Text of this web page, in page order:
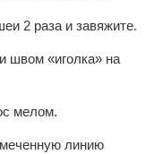
2 раза и завяжите.
швом «иголка» на
мелом.
линию